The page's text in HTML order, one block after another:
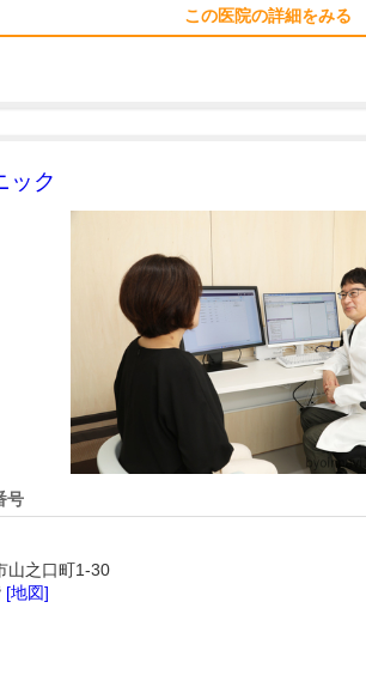
この医院の詳細をみる
ック
号
山之口町1-30
[地図]